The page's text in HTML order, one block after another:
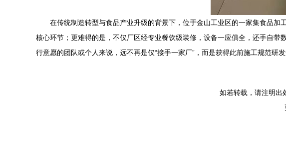
在传统制造转型与食品产业升级的背景下，位于金山工业区的一家集食品
核心环节；更难得的是，不仅厂区经专业餐饮级装修，设备一应俱全，还手自
行意愿的团队或个人来说，远不再是仅“接手一家厂”，而是获得此前施工规范研发
如若转载，请注明出